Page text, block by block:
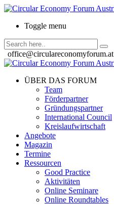
Toggle menu
office@circulareconomyforum.at
ÜBER DAS FORUM
Team
Förderpartner
Gründungspartner
International Council
Kreislaufwirtschaft
Angebote
Magazin
Termine
Ressourcen
Good Practice
Aktivitäten
Online Seminare
Online Roundtables